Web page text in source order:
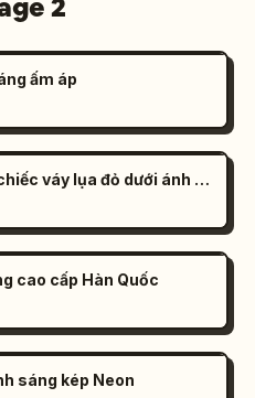
2
ấm áp
Chân dung phụ nữ trong chiếc váy lụa đỏ dưới ánh nắng
cao cấp Hàn Quốc
sáng kép Neon